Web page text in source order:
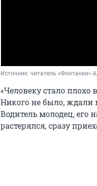
Источник: читатель «Фонтанки»
«Человеку стало
Никого не было, ждали
Водитель молодец, его
растерялся, сразу